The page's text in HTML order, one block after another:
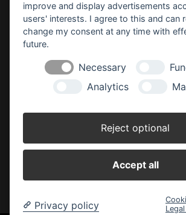
BBM Baumarkt Achim
Margarete-Steiff-Allee 1
Telefon: 04202 91 03 50
E-Mail:
achim(at)bbm-
8.30 - 19.00 Uhr
Samstag:
8.30 - 18.00 Uhr
improve and display advertisements
users' interests. I agree to this and can
change my consent at any time with
future.
Necessary
Analytics
Reject optional
Accept all
Privacy policy